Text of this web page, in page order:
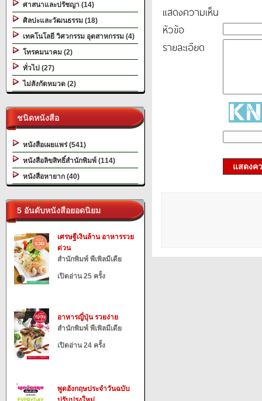
ศาสนาและปรัชญา (14)
ศิลปะและวัฒนธรรม (18)
เทคโนโลยี วิศวกรรม อุตสาหกรรม (4)
โทรคมนาคม (2)
ทั่วไป (27)
ไม่สังกัดหมวด (2)
ชนิดหนังสือ
หนังสือเผยแพร่ (541)
หนังสือลิขสิทธิ์สำนักพิมพ์ (114)
หนังสือหายาก (40)
5 อันดับหนังสือยอดนิยม
เศรษฐีเงินล้าน อาหารรวย
ด่วน
สำนักพิมพ์ พีเพิลมีเดีย
เปิดอ่าน 25 ครั้ง
อาหารญี่ปุ่น รวยง่าย
สำนักพิมพ์ พีเพิลมีเดีย
เปิดอ่าน 24 ครั้ง
พูดอังกฤษประจำวันฉบับ
แสดงความเห็น
หัวข้อ
รายละเอียด
แสดงค